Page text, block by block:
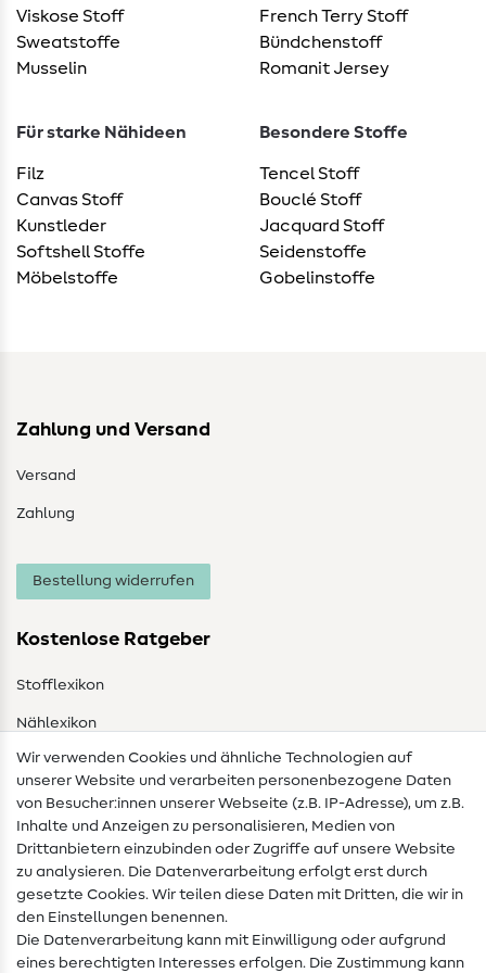
Viskose Stoff
Sweatstoffe
Musselin
French Terry Stoff
Bündchenstoff
Romanit Jersey
Für starke Nähideen
Filz
Canvas Stoff
Kunstleder
Softshell Stoffe
Möbelstoffe
Besondere Stoffe
Tencel Stoff
Bouclé Stoff
Jacquard Stoff
Seidenstoffe
Gobelinstoffe
Zahlung und Versand
Versand
Zahlung
Bestellung widerrufen
Kostenlose Ratgeber
Stofflexikon
Nählexikon
Nähanleitungen
Hilfe & Kontakt
Kontakt
Infos zum Betreiberwechsel
Widerrufsrecht
Wir verwenden Cookies und ähnliche Technologien auf
unserer Website und verarbeiten personenbezogene Daten
von Besucher:innen unserer Webseite (z.B. IP-Adresse), um z.B.
Inhalte und Anzeigen zu personalisieren, Medien von
Drittanbietern einzubinden oder Zugriffe auf unsere Website
zu analysieren. Die Datenverarbeitung erfolgt erst durch
gesetzte Cookies. Wir teilen diese Daten mit Dritten, die wir in
den Einstellungen benennen.
Die Datenverarbeitung kann mit Einwilligung oder aufgrund
eines berechtigten Interesses erfolgen. Die Zustimmung kann